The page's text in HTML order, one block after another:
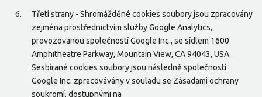
Třetí strany - Shromážděné cookies soubory jsou zpracovány
zejména prostřednictvím služby Google Analytics,
provozovanou společností Google Inc., se sídlem 1600
Amphitheatre Parkway, Mountain View, CA 94043, USA.
Sesbírané cookies soubory jsou následně společností
Google Inc. zpracovávány v souladu se Zásadami ochrany
soukromí, dostupnými na